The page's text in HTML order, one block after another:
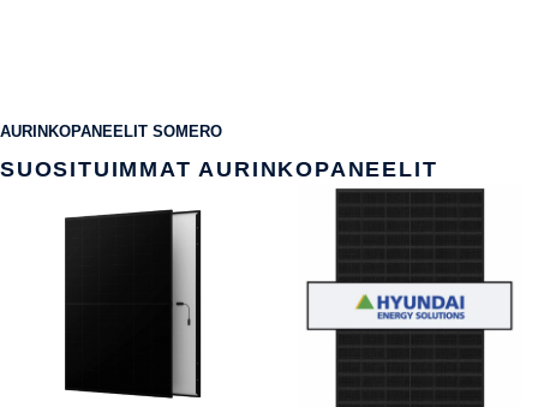
AURINKOPANEELIT SOMERO
SUOSITUIMMAT AURINKOPANEELIT